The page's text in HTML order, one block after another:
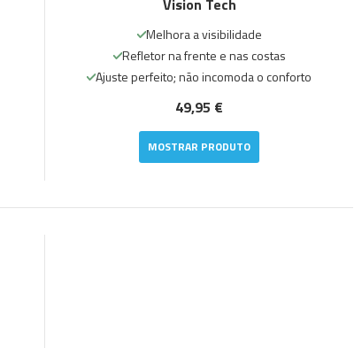
Vision Tech
Melhora a visibilidade
Refletor na frente e nas costas
Ajuste perfeito; não incomoda o conforto
49,95 €
MOSTRAR PRODUTO